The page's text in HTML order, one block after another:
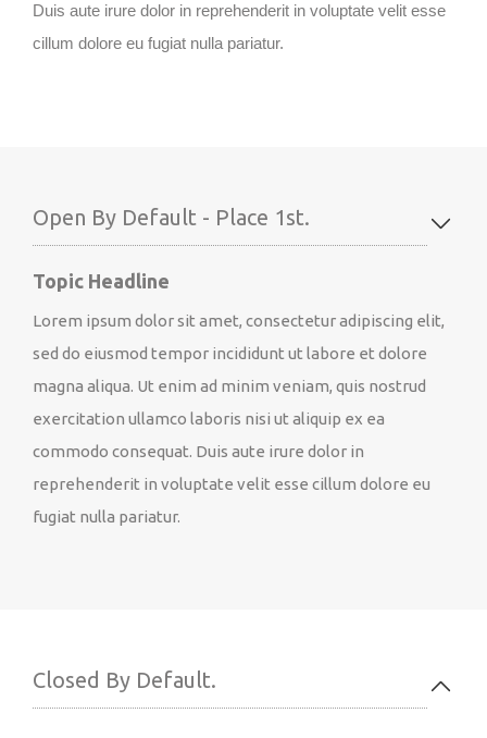
Duis aute irure dolor in reprehenderit in voluptate velit esse
cillum dolore eu fugiat nulla pariatur.
Open By Default - Place 1st.
Topic Headline
Lorem ipsum dolor sit amet, consectetur adipiscing elit,
sed do eiusmod tempor incididunt ut labore et dolore
magna aliqua. Ut enim ad minim veniam, quis nostrud
exercitation ullamco laboris nisi ut aliquip ex ea
commodo consequat. Duis aute irure dolor in
reprehenderit in voluptate velit esse cillum dolore eu
fugiat nulla pariatur.
Closed By Default.